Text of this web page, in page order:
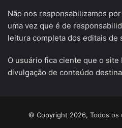
Não nos responsabilizamos
uma vez que é de
leitura completa dos editais de
O usuário fica ciente que o site
divulgação de conteúdo
© Copyright 2026, Todos